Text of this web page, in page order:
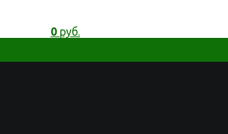
0 руб.